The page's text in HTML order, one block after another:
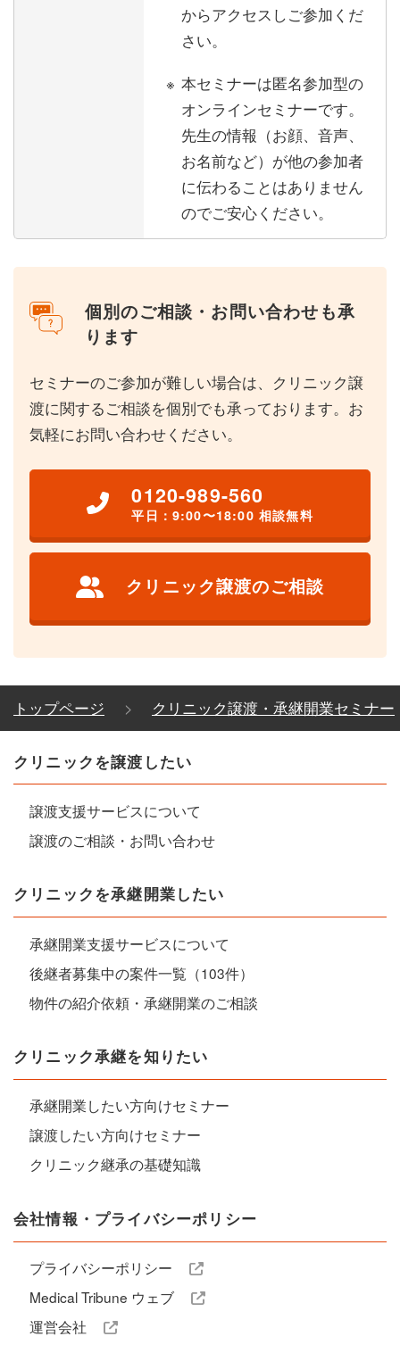
からアクセスしご参加くだ
さい。
本セミナーは匿名参加型の
オンラインセミナーです。
先生の情報（お顔、音声、
お名前など）が他の参加者
に伝わることはありません
のでご安心ください。
個別のご相談・お問い合わせも承
ります
セミナーのご参加が難しい場合は、クリニック譲
渡に関するご相談を個別でも承っております。お
気軽にお問い合わせください。
0120-989-560
平日：9:00〜18:00 相談無料
クリニック譲渡のご相談
トップページ クリニック譲渡・承継開業セミナー
クリニックを譲渡したい
譲渡支援サービスについて
譲渡のご相談・お問い合わせ
クリニックを承継開業したい
承継開業支援サービスについて
後継者募集中の案件一覧（103件）
物件の紹介依頼・承継開業のご相談
クリニック承継を知りたい
承継開業したい方向けセミナー
譲渡したい方向けセミナー
クリニック継承の基礎知識
会社情報・プライバシーポリシー
プライバシーポリシー
Medical Tribune ウェブ
運営会社